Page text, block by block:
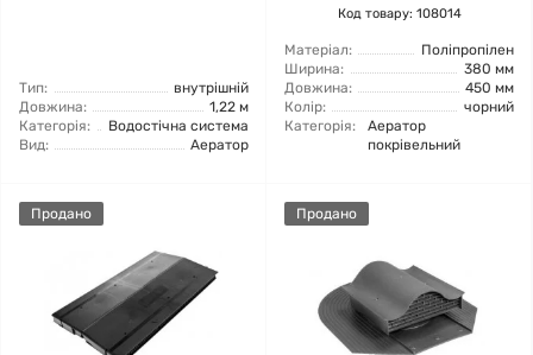
Тип:
внутрішній
Довжина:
1,22 м
Категорія:
Водостічна система
Вид:
Аератор
Код товару: 108014
Матеріал:
Поліпропілен
Ширина:
380 мм
Довжина:
450 мм
Колір:
чорний
Категорія:
Аератор
покрівельний
Продано Продано